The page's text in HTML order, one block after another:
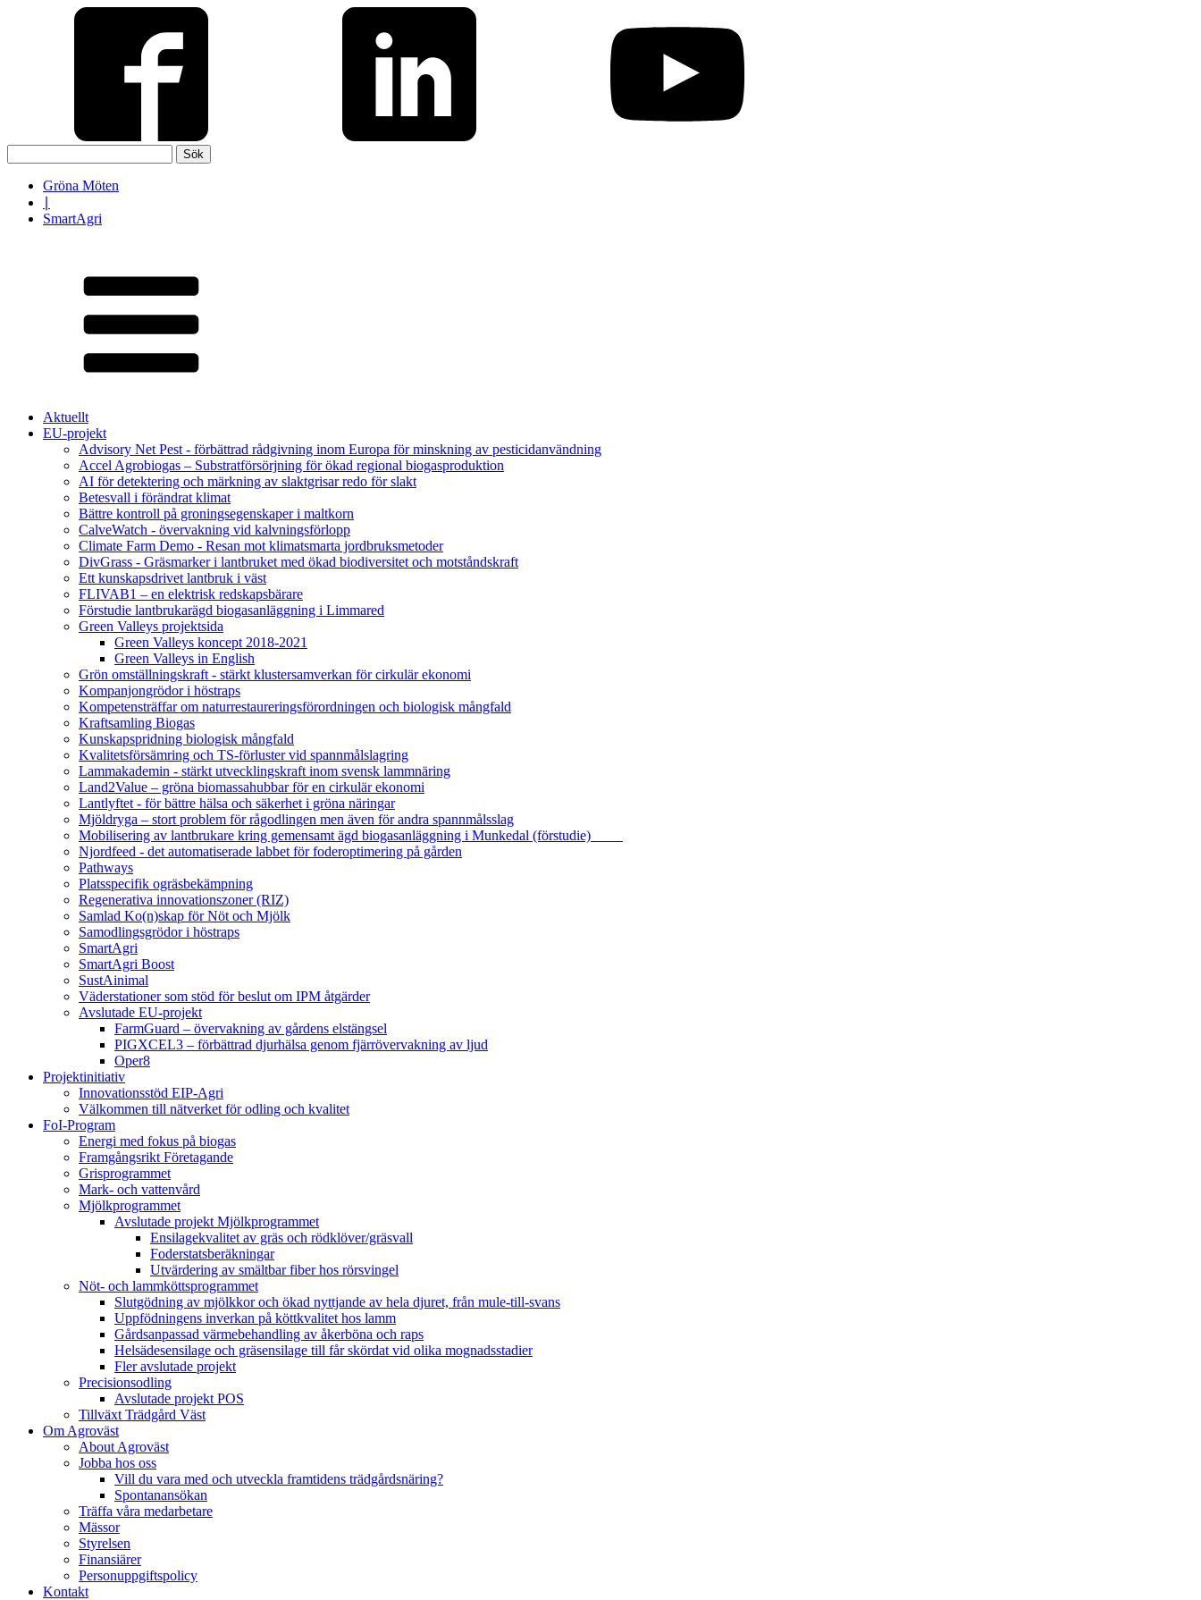
efter:
Gröna Möten
SmartAgri
Aktuellt
EU-projekt
Advisory Net Pest - förbättrad rådgivning inom Europa för minskning av pesticidanvändning
Accel Agrobiogas – Substratförsörjning för ökad regional biogasproduktion
AI för detektering och märkning av slaktgrisar redo för slakt
Betesvall i förändrat klimat
Bättre kontroll på groningsegenskaper i maltkorn
CalveWatch - övervakning vid kalvningsförlopp
Climate Farm Demo - Resan mot klimatsmarta jordbruksmetoder
DivGrass - Gräsmarker i lantbruket med ökad biodiversitet och motståndskraft
Ett kunskapsdrivet lantbruk i väst
FLIVAB1 – en elektrisk redskapsbärare
Förstudie lantbrukarägd biogasanläggning i Limmared
Green Valleys projektsida
Green Valleys koncept 2018-2021
Green Valleys in English
Grön omställningskraft - stärkt klustersamverkan för cirkulär ekonomi
Kompanjongrödor i höstraps
Kompetensträffar om naturrestaureringsförordningen och biologisk mångfald
Kraftsamling Biogas
Kunskapspridning biologisk mångfald
Kvalitetsförsämring och TS-förluster vid spannmålslagring
Lammakademin - stärkt utvecklingskraft inom svensk lammnäring
Land2Value – gröna biomassahubbar för en cirkulär ekonomi
Lantlyftet - för bättre hälsa och säkerhet i gröna näringar
Mjöldryga – stort problem för rågodlingen men även för andra spannmålsslag
Mobilisering av lantbrukare kring gemensamt ägd biogasanläggning i Munkedal (förstudie)
Njordfeed - det automatiserade labbet för foderoptimering på gården
Pathways
Platsspecifik ogräsbekämpning
Regenerativa innovationszoner (RIZ)
Samlad Ko(n)skap för Nöt och Mjölk
Samodlingsgrödor i höstraps
SmartAgri
SmartAgri Boost
SustAinimal
Väderstationer som stöd för beslut om IPM åtgärder
Avslutade EU-projekt
FarmGuard – övervakning av gårdens elstängsel
PIGXCEL3 – förbättrad djurhälsa genom fjärrövervakning av ljud
Oper8
Projektinitiativ
Innovationsstöd EIP-Agri
Välkommen till nätverket för odling och kvalitet
FoI-Program
Energi med fokus på biogas
Framgångsrikt Företagande
Grisprogrammet
Mark- och vattenvård
Mjölkprogrammet
Avslutade projekt Mjölkprogrammet
Ensilagekvalitet av gräs och rödklöver/gräsvall
Foderstatsberäkningar
Utvärdering av smältbar fiber hos rörsvingel
Nöt- och lammköttsprogrammet
Slutgödning av mjölkkor och ökad nyttjande av hela djuret, från mule-till-svans
Uppfödningens inverkan på köttkvalitet hos lamm
Gårdsanpassad värmebehandling av åkerböna och raps
Helsädesensilage och gräsensilage till får skördat vid olika mognadsstadier
Fler avslutade projekt
Precisionsodling
Avslutade projekt POS
Tillväxt Trädgård Väst
Om Agroväst
About Agroväst
Jobba hos oss
Vill du vara med och utveckla framtidens trädgårdsnäring?
Spontanansökan
Träffa våra medarbetare
Mässor
Styrelsen
Finansiärer
Personuppgiftspolicy
Kontakt